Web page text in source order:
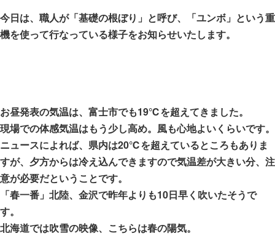
今日は、職人が「基礎の根ぼり」と呼び、「ユンボ」という重
機を使って行なっている様子をお知らせいたします。
お昼発表の気温は、富士市でも19℃を超えてきました。
現場での体感気温はもう少し高め。風も心地よいくらいです。
ニュースによれば、県内は20℃を超えているところもありま
すが、夕方からは冷え込んできますので気温差が大きい分、注
意が必要だということです。
「春一番」北陸、金沢で昨年よりも10日早く吹いたそうで
す。
北海道では吹雪の映像、こちらは春の陽気。